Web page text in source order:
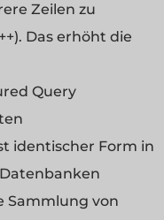
Zeilen zu
Das erhöht die
Query
identischer Form in
Sammlung von